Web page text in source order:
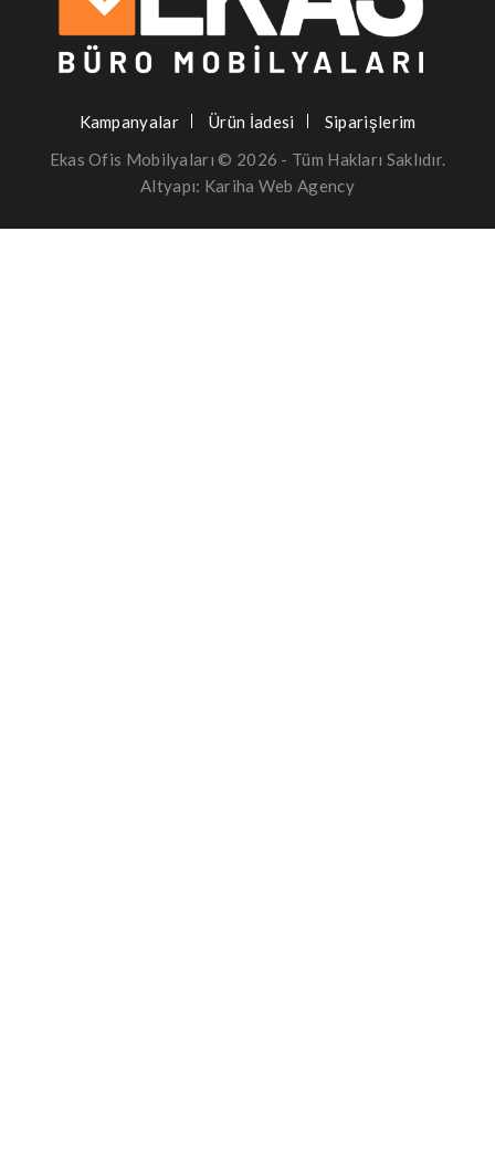
Kampanyalar Ürün İadesi
Siparişlerim
EkasOfis Mobilyaları © 2026 - Tüm Hakları Saklıdır.
Altyapı: Kariha Web Agency